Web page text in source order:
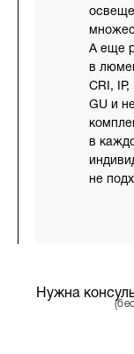
Нужна
А еще
в
CRI, IP,
GU и
в
не